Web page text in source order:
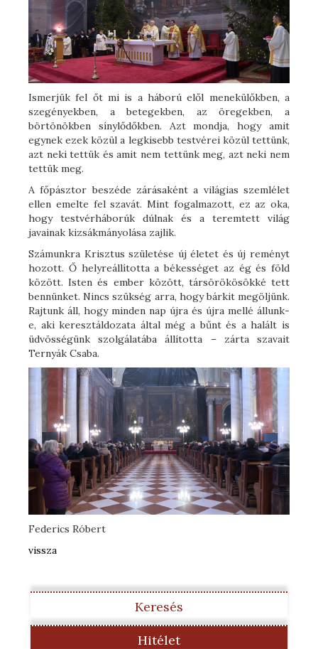
Ismerjük fel őt mi is a háború elől menekülőkben, a
szegényekben, a betegekben, az öregekben, a
börtönökben sínylődőkben. Azt mondja, hogy amit
egynek ezek közül a legkisebb testvérei közül tettünk,
azt neki tettük és amit nem tettünk meg, azt neki nem
tettük meg.
A főpásztor beszéde zárásaként a világias szemlélet
ellen emelte fel szavát. Mint fogalmazott, ez az oka,
hogy testvérháborúk dúlnak és a teremtett világ
javainak kizsákmányolása zajlik.
Számunkra Krisztus születése új életet és új reményt
hozott. Ő helyreállította a békességet az ég és föld
között. Isten és ember között, társörökösökké tett
bennünket. Nincs szükség arra, hogy bárkit megöljünk.
Rajtunk áll, hogy minden nap újra és újra mellé állunk-
e, aki keresztáldozata által még a bűnt és a halált is
üdvösségünk szolgálatába állította – zárta szavait
Ternyák Csaba.
Federics Róbert
vissza
Keresés
Hitélet